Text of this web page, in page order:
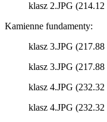
klasz 2.JPG
Kamienne fundamenty:
klasz 3.JPG
klasz 3.JPG
klasz 4.JPG
klasz 4.JPG